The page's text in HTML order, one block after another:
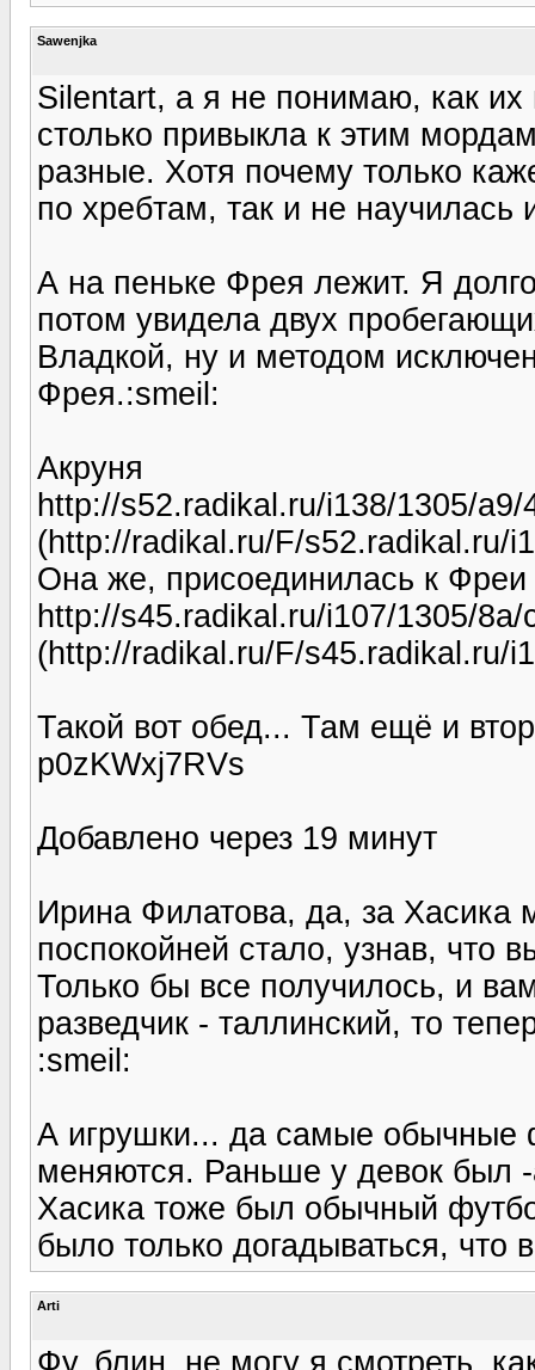
Sawenjka
Silentart, а я не понимаю, как
столько привыкла к этим
разные. Хотя почему только
по хребтам, так и не научилась
А на пеньке Фрея лежит. Я
потом увидела двух
Владкой, ну и методом
Фрея.:smeil:
Акруня
http://s52.radikal.ru/i138/1305/
(http://radikal.ru/F/s52.radikal.ru/
Она же, присоединилась к Фреи
http://s45.radikal.ru/i107/1305/
(http://radikal.ru/F/s45.radikal.ru/
Такой вот обед... Там ещё и
p0zKWxj7RVs
Добавлено через 19 минут
Ирина Филатова, да, за Хасика
поспокойней стало, узнав, что
Только бы все получилось, и
разведчик - таллинский, то
:smeil:
А игрушки... да самые обычные
меняются. Раньше у девок был
Хасика тоже был обычный
было только догадываться,
Arti
Фу, блин, не могу я смотреть,